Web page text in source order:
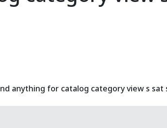
anything for catalog category view s sat